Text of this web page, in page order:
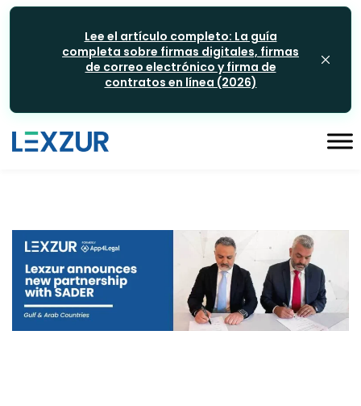
Lee el artículo completo: La guía
completa sobre firmas digitales, firmas
de correo electrónico y firma de
contratos en línea (2026)